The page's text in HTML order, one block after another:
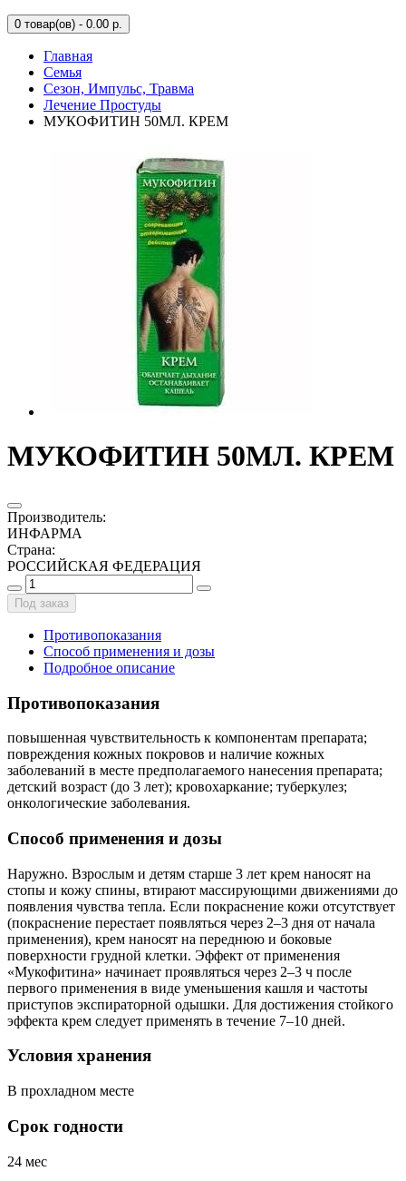
0 товар(ов) - 0.00 р.
Главная
Семья
Сезон, Импульс, Травма
Лечение Простуды
МУКОФИТИН 50МЛ. КРЕМ
МУКОФИТИН 50МЛ. КРЕМ
Производитель:
ИНФАРМА
Страна:
РОССИЙСКАЯ ФЕДЕРАЦИЯ
Под заказ
Противопоказания
Способ применения и дозы
Подробное описание
Противопоказания
повышенная чувствительность к компонентам препарата;
повреждения кожных покровов и наличие кожных
заболеваний в месте предполагаемого нанесения препарата;
детский возраст (до 3 лет); кровохаркание; туберкулез;
онкологические заболевания.
Способ применения и дозы
Наружно. Взрослым и детям старше 3 лет крем наносят на
стопы и кожу спины, втирают массирующими движениями до
появления чувства тепла. Если покраснение кожи отсутствует
(покраснение перестает появляться через 2–3 дня от начала
применения), крем наносят на переднюю и боковые
поверхности грудной клетки. Эффект от применения
«Мукофитина» начинает проявляться через 2–3 ч после
первого применения в виде уменьшения кашля и частоты
приступов экспираторной одышки. Для достижения стойкого
эффекта крем следует применять в течение 7–10 дней.
Условия хранения
В прохладном месте
Срок годности
24 мес